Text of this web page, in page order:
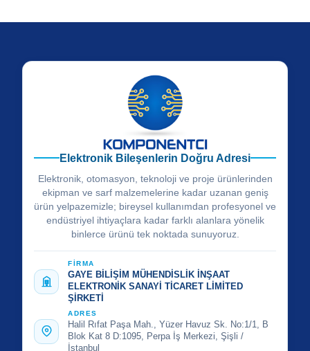
Elektronik Bileşenlerin Doğru Adresi
Elektronik, otomasyon, teknoloji ve proje ürünlerinden
ekipman ve sarf malzemelerine kadar uzanan geniş
ürün yelpazemizle; bireysel kullanımdan profesyonel ve
endüstriyel ihtiyaçlara kadar farklı alanlara yönelik
binlerce ürünü tek noktada sunuyoruz.
FİRMA
GAYE BİLİŞİM MÜHENDİSLİK İNŞAAT
ELEKTRONİK SANAYİ TİCARET LİMİTED
ŞİRKETİ
ADRES
Halil Rıfat Paşa Mah., Yüzer Havuz Sk. No:1/1, B
Blok Kat 8 D:1095, Perpa İş Merkezi, Şişli /
İstanbul